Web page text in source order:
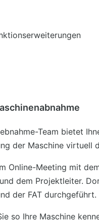
Team bietet
der Maschine virtuell
Online-Meeting mit
dem Projektleiter.
der FAT durchgeführt.
so Ihre Maschine